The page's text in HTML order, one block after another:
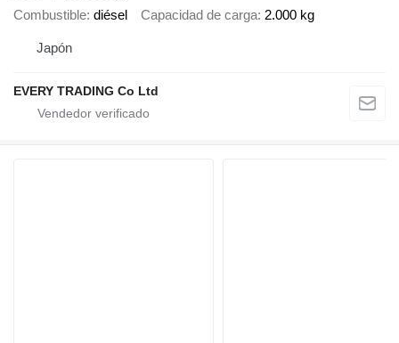
Combustible diésel Capacidad de carga 2.000 kg
Japón
EVERY TRADING Co Ltd